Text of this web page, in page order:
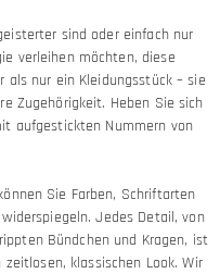
sind oder einfach nur
verleihen möchten, diese
nur ein Kleidungsstück – sie
Zugehörigkeit. Heben Sie sich
aufgestickten Nummern von
Sie Farben, Schriftarten
Jedes Detail, von
Bündchen und Kragen, ist
klassischen Look. Wir